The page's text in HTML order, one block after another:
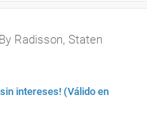
Radisson, Staten
intereses! (Válido en